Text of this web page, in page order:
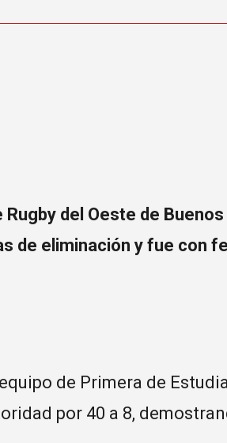
del Oeste de
de eliminación y fue con
de Primera de
por 40 a 8,